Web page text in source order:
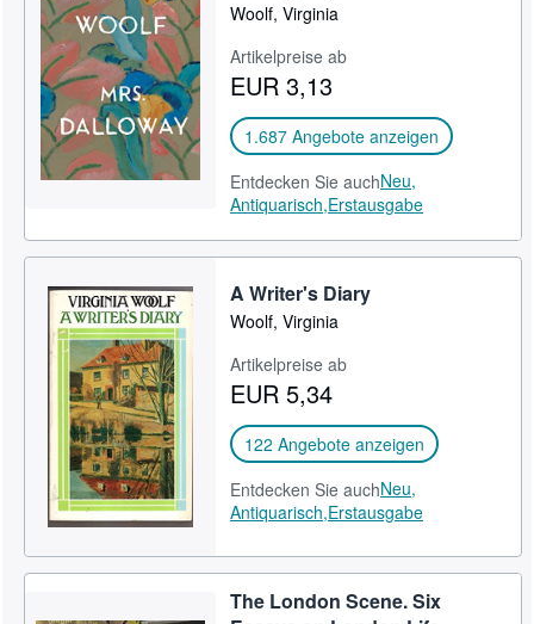
Woolf, Virginia
Artikelpreise ab
EUR 3,13
1.687 Angebote anzeigen
Entdecken Sie auchNeu,
Antiquarisch,Erstausgabe
A Writer's Diary
Woolf, Virginia
Artikelpreise ab
EUR 5,34
122 Angebote anzeigen
Entdecken Sie auchNeu,
Antiquarisch,Erstausgabe
The London Scene. Six